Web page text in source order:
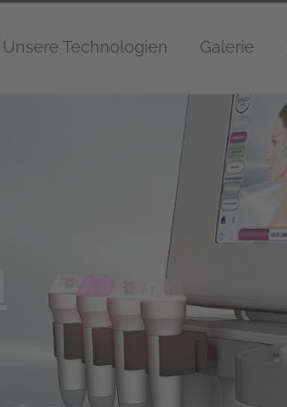
Unsere Technologien Galerie